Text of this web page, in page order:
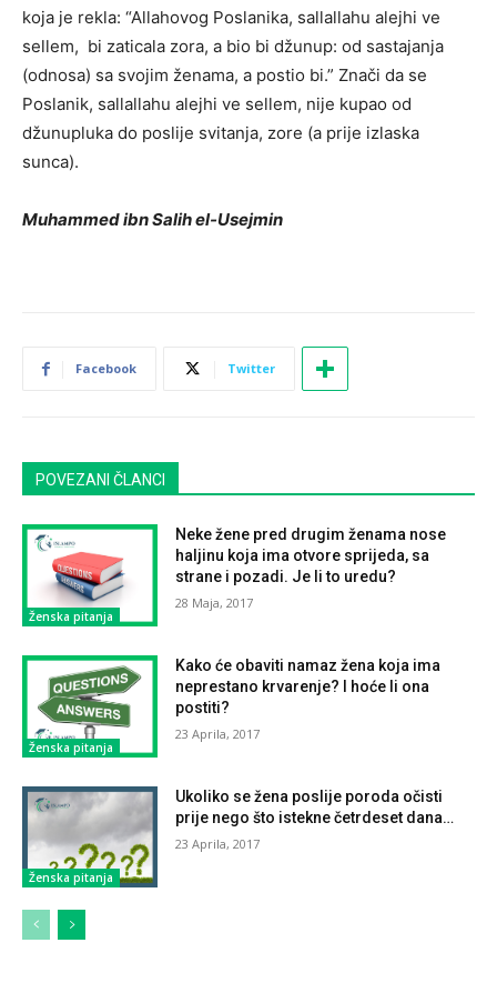
koja je rekla: “Allahovog Poslanika, sallallahu alejhi ve
sellem, bi zaticala zora, a bio bi džunup: od sastajanja
(odnosa) sa svojim ženama, a postio bi.” Znači da se
Poslanik, sallallahu alejhi ve sellem, nije kupao od
džunupluka do poslije svitanja, zore (a prije izlaska
sunca).
Muhammed ibn Salih el-Usejmin
Facebook Twitter
POVEZANI ČLANCI
Ženska pitanja
Neke žene pred drugim ženama nose
haljinu koja ima otvore sprijeda, sa
strane i pozadi. Je li to uredu?
28 Maja, 2017
Ženska pitanja
Kako će obaviti namaz žena koja ima
neprestano krvarenje? I hoće li ona
postiti?
23 Aprila, 2017
Ženska pitanja
Ukoliko se žena poslije poroda očisti
prije nego što istekne četrdeset dana…
23 Aprila, 2017